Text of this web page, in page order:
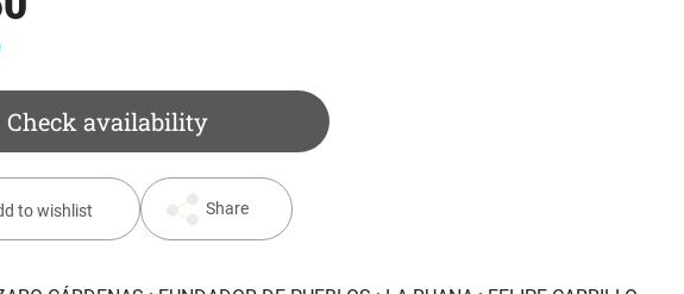
Check availability
to wishlist Share